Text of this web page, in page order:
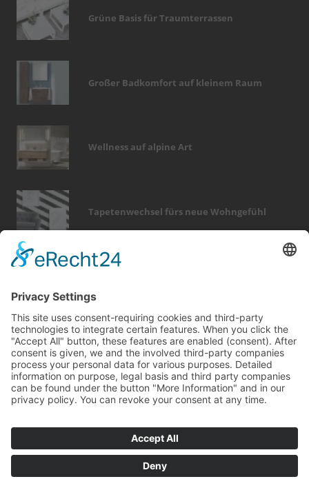
Grüne Basis für Traumterrassen
Großer Badkomfort auf kleinem Raum
Wellness auf alpine Art
Tapetenwechsel fürs neue Wohngefühl
zaun modernisieren sicherheit
feuer
immobilien
hausbau wintergarten
heizung
fotovoltaik
dekoration küche
holz
rund ums haus
möbel elektro
wellness